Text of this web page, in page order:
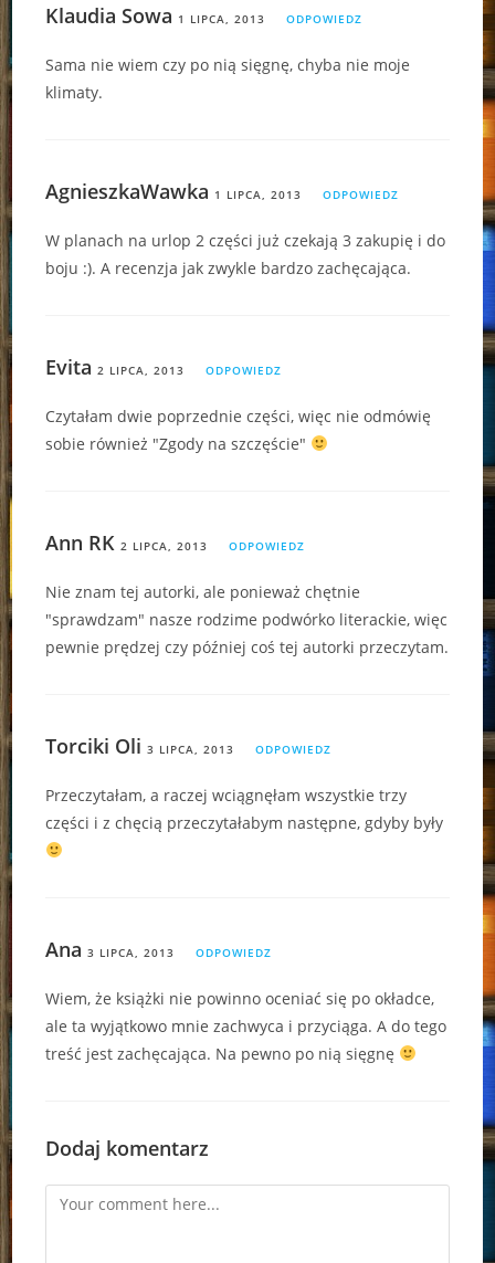
Klaudia Sowa 1 LIPCA, 2013 ODPOWIEDZ
Sama nie wiem czy po nią sięgnę, chyba nie moje
klimaty.
AgnieszkaWawka 1 LIPCA, 2013 ODPOWIEDZ
W planach na urlop 2 części już czekają 3 zakupię i do
boju :). A recenzja jak zwykle bardzo zachęcająca.
Evita 2 LIPCA, 2013 ODPOWIEDZ
Czytałam dwie poprzednie części, więc nie odmówię
sobie również "Zgody na szczęście"
Ann RK 2 LIPCA, 2013 ODPOWIEDZ
Nie znam tej autorki, ale ponieważ chętnie
"sprawdzam" nasze rodzime podwórko literackie, więc
pewnie prędzej czy później coś tej autorki przeczytam.
Torciki Oli 3 LIPCA, 2013 ODPOWIEDZ
Przeczytałam, a raczej wciągnęłam wszystkie trzy
części i z chęcią przeczytałabym następne, gdyby były
Ana 3 LIPCA, 2013 ODPOWIEDZ
Wiem, że książki nie powinno oceniać się po okładce,
ale ta wyjątkowo mnie zachwyca i przyciąga. A do tego
treść jest zachęcająca. Na pewno po nią sięgnę
Dodaj komentarz
Comment